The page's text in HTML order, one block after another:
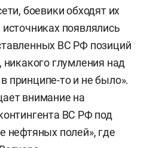
боевики обходят их
появлялись
ВС РФ позиций
никакого глумления над
принципе-то и не было».
внимание на
ВС РФ под
нефтяных полей», где